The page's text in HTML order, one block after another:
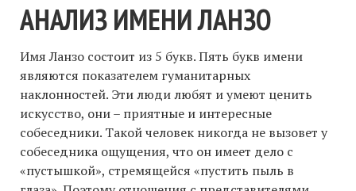
АНАЛИЗ ИМЕНИ ЛАНЗО
Имя Ланзо состоит из 5 букв. Пять букв имени
являются показателем гуманитарных
наклонностей. Эти люди любят и умеют ценить
искусство, они – приятные и интересные
собеседники. Такой человек никогда не вызовет у
собеседника ощущения, что он имеет дело с
«пустышкой», стремящейся «пустить пыль в